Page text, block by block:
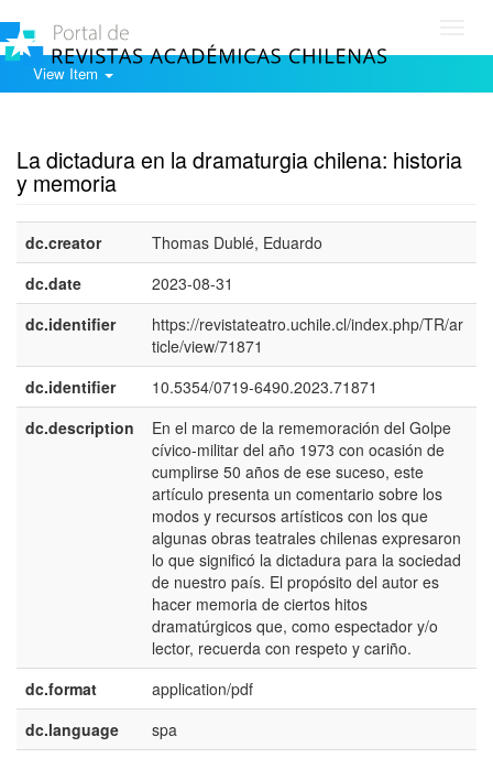
View Item
La dictadura en la dramaturgia chilena: historia
y memoria
dc.creator
Thomas Dublé, Eduardo
dc.date
2023-08-31
dc.identifier
https://revistateatro.uchile.cl/index.php/TR/ar
ticle/view/71871
dc.identifier
10.5354/0719-6490.2023.71871
dc.description
En el marco de la rememoración del Golpe
cívico-militar del año 1973 con ocasión de
cumplirse 50 años de ese suceso, este
artículo presenta un comentario sobre los
modos y recursos artísticos con los que
algunas obras teatrales chilenas expresaron
lo que significó la dictadura para la sociedad
de nuestro país. El propósito del autor es
hacer memoria de ciertos hitos
dramatúrgicos que, como espectador y/o
lector, recuerda con respeto y cariño.
dc.format
application/pdf
dc.language
spa